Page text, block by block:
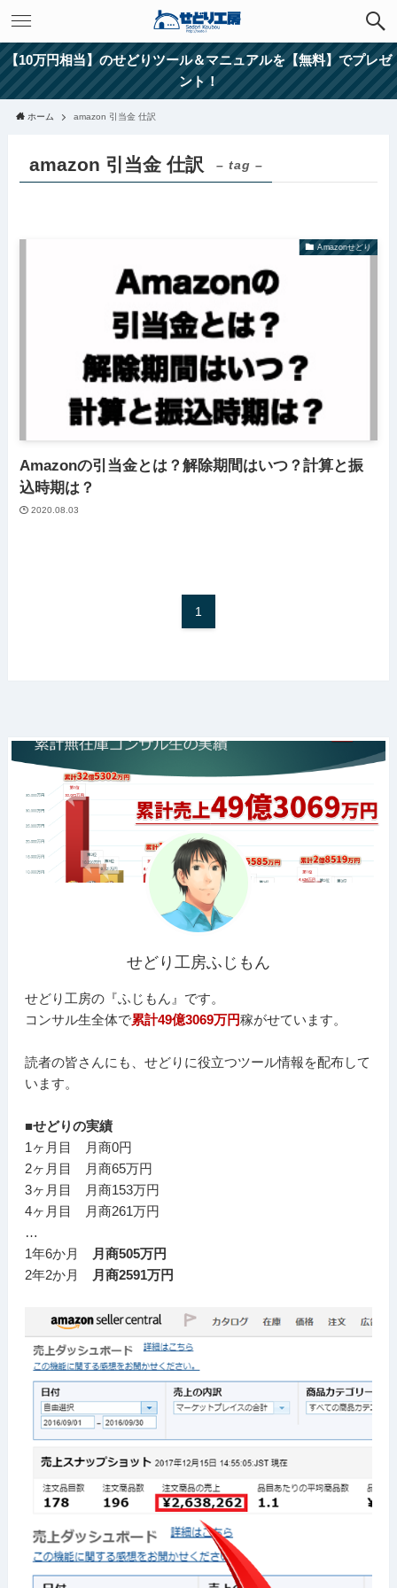
【10万円相当】のせどりツール＆マニュアルを【無料】でプレゼ
ント！
ホーム amazon 引当金 仕訳
amazon 引当金 仕訳 – tag –
Amazonせどり
Amazonの引当金とは？解除期間はいつ？計算と振
込時期は？
2020.08.03
1
せどり工房ふじもん
せどり工房の『ふじもん』です。
コンサル生全体で累計49億3069万円稼がせています。
読者の皆さんにも、せどりに役立つツール情報を配布して
います。
■せどりの実績
1ヶ月目 月商0円
2ヶ月目 月商65万円
3ヶ月目 月商153万円
4ヶ月目 月商261万円
…
1年6か月
月商505万円
2年2か月
月商2591万円